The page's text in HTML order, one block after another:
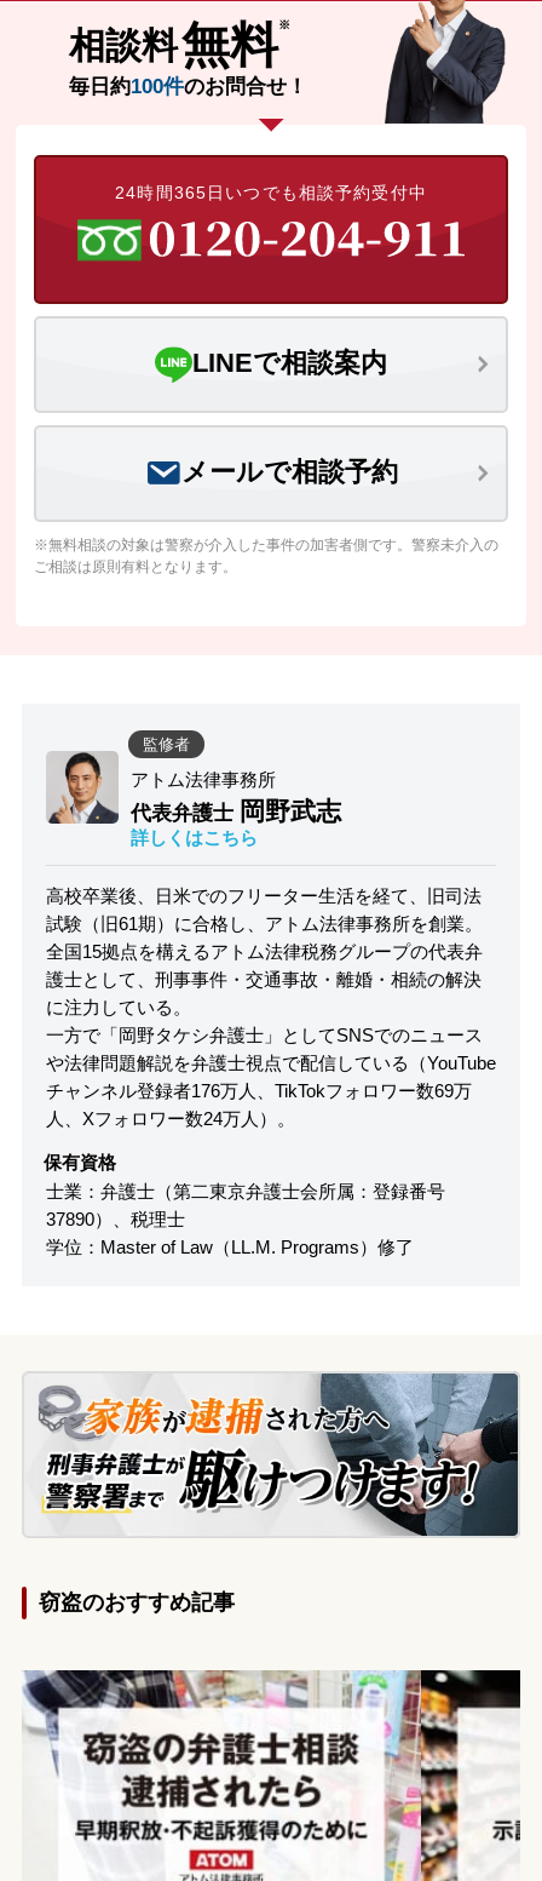
相談料無料
毎日約100件のお問合せ！
24時間365日いつでも相談予約受付中
LINEで相談案内
メールで相談予約
※無料相談の対象は警察が介入した事件の加害者側です。警察未介入の
ご相談は原則有料となります。
監修者
アトム法律事務所
代表弁護士 岡野武志
詳しくはこちら
高校卒業後、日米でのフリーター生活を経て、旧司法
試験（旧61期）に合格し、アトム法律事務所を創業。
全国15拠点を構えるアトム法律税務グループの代表弁
護士として、刑事事件・交通事故・離婚・相続の解決
に注力している。
一方で「岡野タケシ弁護士」としてSNSでのニュース
や法律問題解説を弁護士視点で配信している（YouTube
チャンネル登録者176万人、TikTokフォロワー数69万
人、Xフォロワー数24万人）。
保有資格
士業：弁護士（第二東京弁護士会所属：登録番号
37890）、税理士
学位：Master of Law（LL.M. Programs）修了
窃盗のおすすめ記事